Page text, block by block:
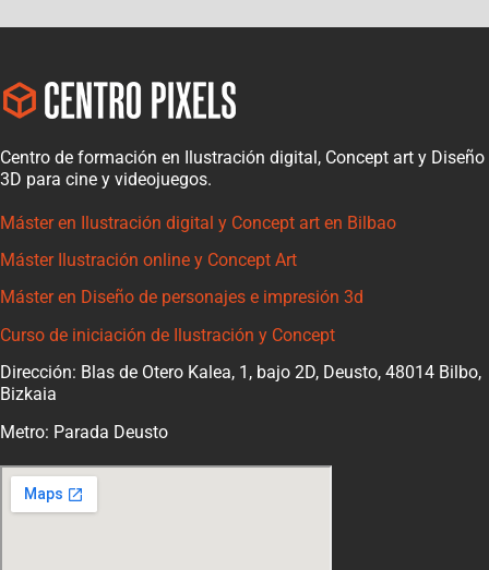
Centro de formación en Ilustración digital, Concept art y Diseño
3D para cine y videojuegos.
Máster en Ilustración digital y Concept art en Bilbao
Máster Ilustración online y Concept Art
Máster en Diseño de personajes e impresión 3d
Curso de iniciación de Ilustración y Concept
Dirección: Blas de Otero Kalea, 1, bajo 2D, Deusto, 48014 Bilbo,
Bizkaia
Metro: Parada Deusto